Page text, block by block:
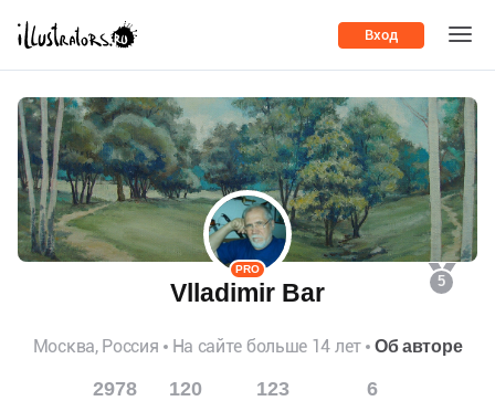
Вход
5
PRO
Vlladimir Bar
Москва, Россия На сайте больше 14 лет Об авторе
2978 120 123 6